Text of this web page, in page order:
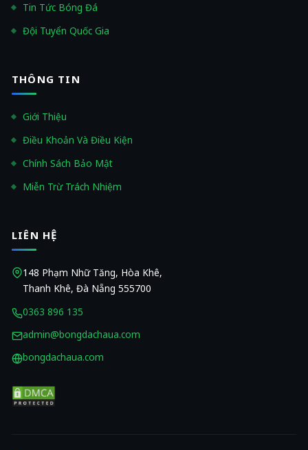
Tin Tức Bóng Đá
Đội Tuyển Quốc Gia
THÔNG TIN
Giới Thiệu
Điều Khoản Và Điều Kiện
Chính Sách Bảo Mật
Miễn Trừ Trách Nhiệm
LIÊN HỆ
148 Phạm Nhữ Tăng, Hòa Khê,
Thanh Khê, Đà Nẵng 555700
0363 896 135
admin@bongdachaua.com
bongdachaua.com